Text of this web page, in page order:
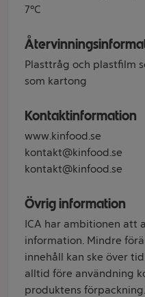
7°C
Plasttråg och plastfilm
som kartong
Kontaktinformation
www.kinfood.se
kontakt@kinfood.se
kontakt@kinfood.se
Övrig information
ICA har ambitionen att
information. Mindre
innehåll kan ske över
alltid före användning
produktens förpackning.